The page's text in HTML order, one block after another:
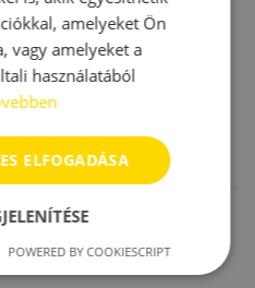
van. A változatok a
megjelenítve
amelyeket Ön
vagy amelyeket a
használatából
ELFOGADÁSA
POWERED BY COOKIESCRIPT